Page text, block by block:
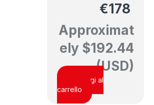
€178
Approximat
ely $192.44
(USD)
Aggiungi al
carrello